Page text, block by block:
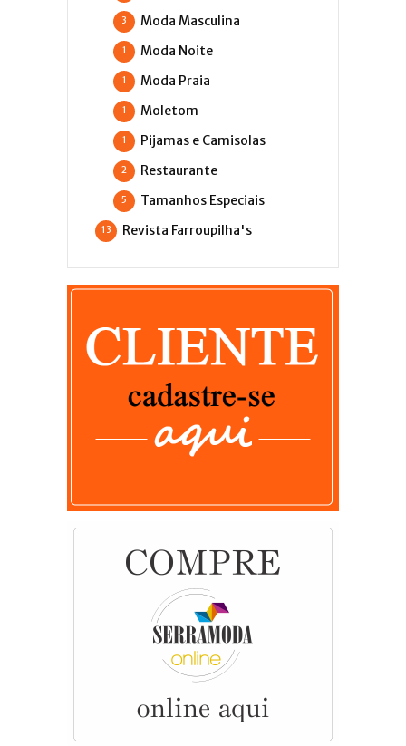
Moda Masculina
3
Moda Noite
1
Moda Praia
1
Moletom
1
Pijamas e Camisolas
1
Restaurante
2
Tamanhos Especiais
5
Revista Farroupilha's
13